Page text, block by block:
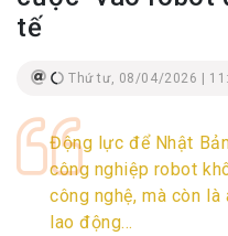
tế
Thứ tư, 08/04/2026 |
Động lực để Nhật
công nghiệp robot
công nghệ, mà còn
lao động…